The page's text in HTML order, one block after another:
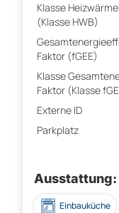
Klasse
(Klasse HWB)
Faktor (fGEE)
Klasse
Faktor (Klasse
Externe ID
Parkplatz
Ausstattung:
Einbauküche